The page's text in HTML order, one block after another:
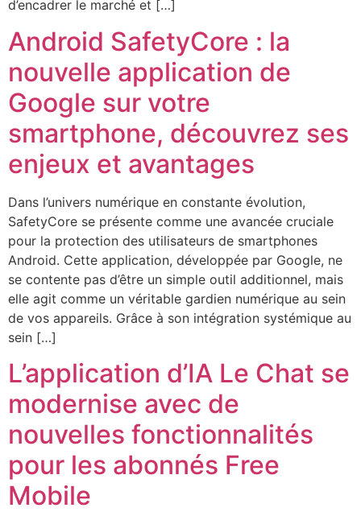
d’encadrer le marché et […]
Android SafetyCore : la
nouvelle application de
Google sur votre
smartphone, découvrez ses
enjeux et avantages
Dans l’univers numérique en constante évolution,
SafetyCore se présente comme une avancée cruciale
pour la protection des utilisateurs de smartphones
Android. Cette application, développée par Google, ne
se contente pas d’être un simple outil additionnel, mais
elle agit comme un véritable gardien numérique au sein
de vos appareils. Grâce à son intégration systémique au
sein […]
L’application d’IA Le Chat se
modernise avec de
nouvelles fonctionnalités
pour les abonnés Free
Mobile